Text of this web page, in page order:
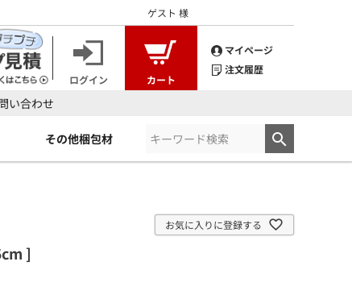
ゲスト 様
ログイン カート
マイページ
注文履歴
い合わせ
その他梱包材
お気に入りに登録する
]